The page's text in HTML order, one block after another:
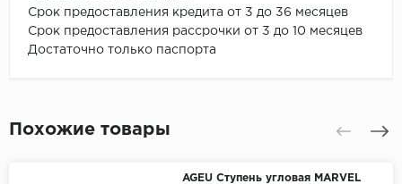
Срок предоставления кредита от 3 до 36 месяцев
Срок предоставления рассрочки от 3 до 10 месяцев
Достаточно только паспорта
Похожие товары
AGEU Ступень угловая MARVEL